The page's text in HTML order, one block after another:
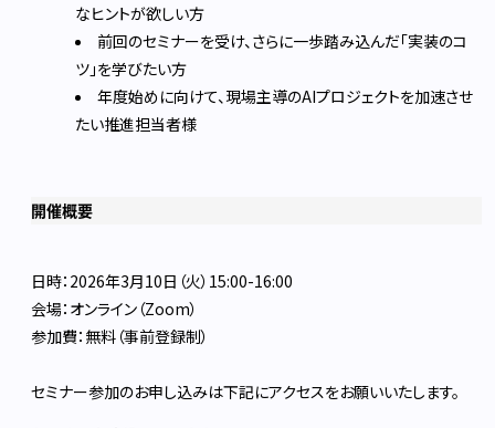
なヒントが欲しい方
前回のセミナーを受け、さらに一歩踏み込んだ「実装のコ
ツ」を学びたい方
年度始めに向けて、現場主導のAIプロジェクトを加速させ
たい推進担当者様
開催概要
日時：2026年3月10日（火）15:00-16:00
会場：オンライン（Zoom）
参加費：無料（事前登録制）
セミナー参加のお申し込みは下記にアクセスをお願いいたします。